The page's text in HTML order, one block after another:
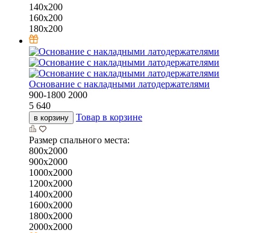
140х200
160х200
180х200
Основание с накладными латодержателями
900-1800 2000
5 640
в корзину Товар в корзине
Размер спального места:
800х2000
900х2000
1000х2000
1200х2000
1400х2000
1600х2000
1800х2000
2000х2000